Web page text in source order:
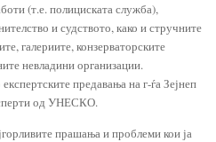
(т.е. полициската служба),
и судството, како и стручните
галериите, конзерваторските
невладини организации.
предавања на г-ѓа Зејнеп
од УНЕСКО.
прашања и проблеми кои ја